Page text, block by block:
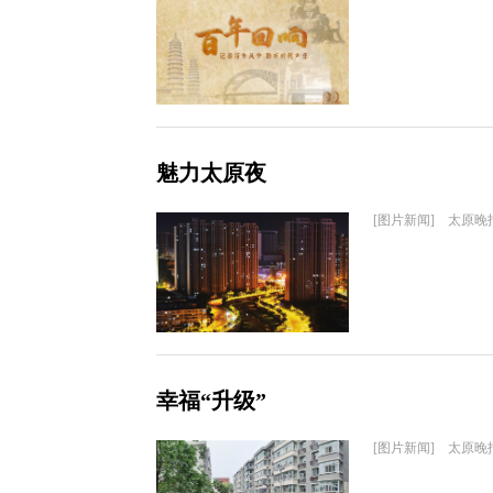
魅力太原夜
[图片新闻] 太原晚
幸福“升级”
[图片新闻] 太原晚